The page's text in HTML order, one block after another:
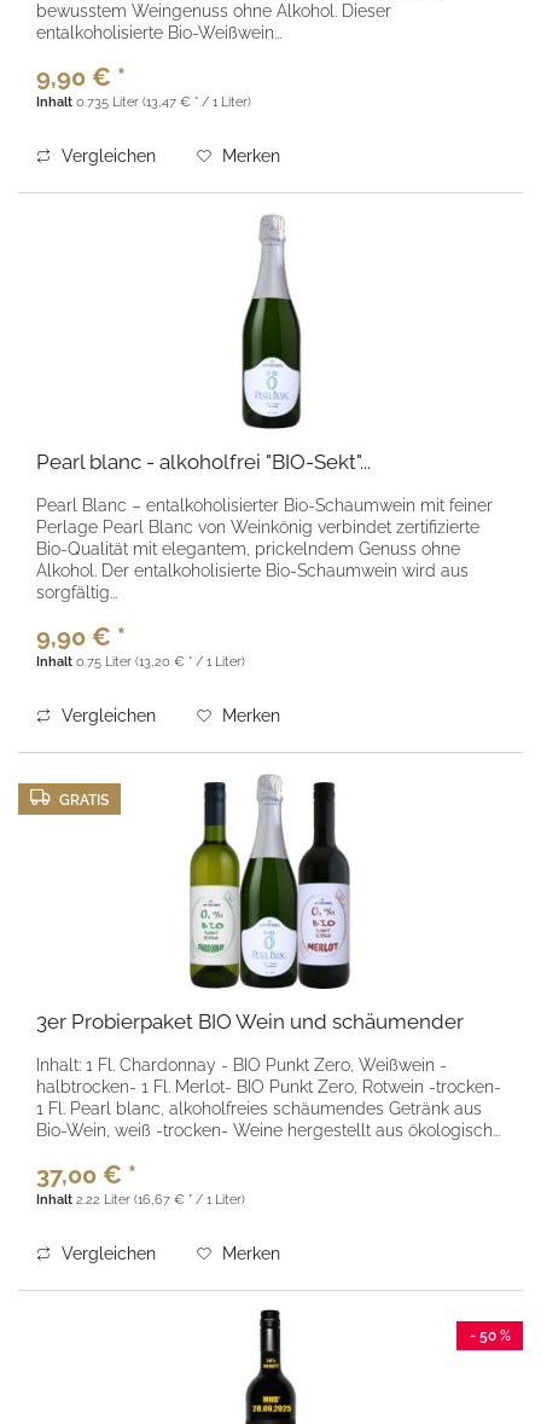
bewusstem Weingenuss ohne Alkohol. Dieser
entalkoholisierte Bio-Weißwein...
9,90 € *
Inhalt 0.735 Liter (13,47 € * / 1 Liter)
Vergleichen Merken
Pearl blanc - alkoholfrei "BIO-Sekt"...
Pearl Blanc – entalkoholisierter Bio-Schaumwein mit feiner
Perlage Pearl Blanc von Weinkönig verbindet zertifizierte
Bio-Qualität mit elegantem, prickelndem Genuss ohne
Alkohol. Der entalkoholisierte Bio-Schaumwein wird aus
sorgfältig...
9,90 € *
Inhalt 0.75 Liter (13,20 € * / 1 Liter)
Vergleichen Merken
GRATIS
3er Probierpaket BIO Wein und schäumender
Inhalt: 1 Fl. Chardonnay - BIO Punkt Zero, Weißwein -
halbtrocken- 1 Fl. Merlot- BIO Punkt Zero, Rotwein -trocken-
1 Fl. Pearl blanc, alkoholfreies schäumendes Getränk aus
Bio-Wein, weiß -trocken- Weine hergestellt aus ökologisch...
37,00 € *
Inhalt 2.22 Liter (16,67 € * / 1 Liter)
Vergleichen Merken
- 50 %